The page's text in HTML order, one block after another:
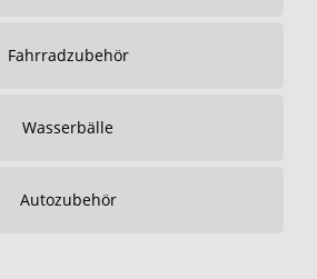
Fahrradzubehör
Wasserbälle
Autozubehör